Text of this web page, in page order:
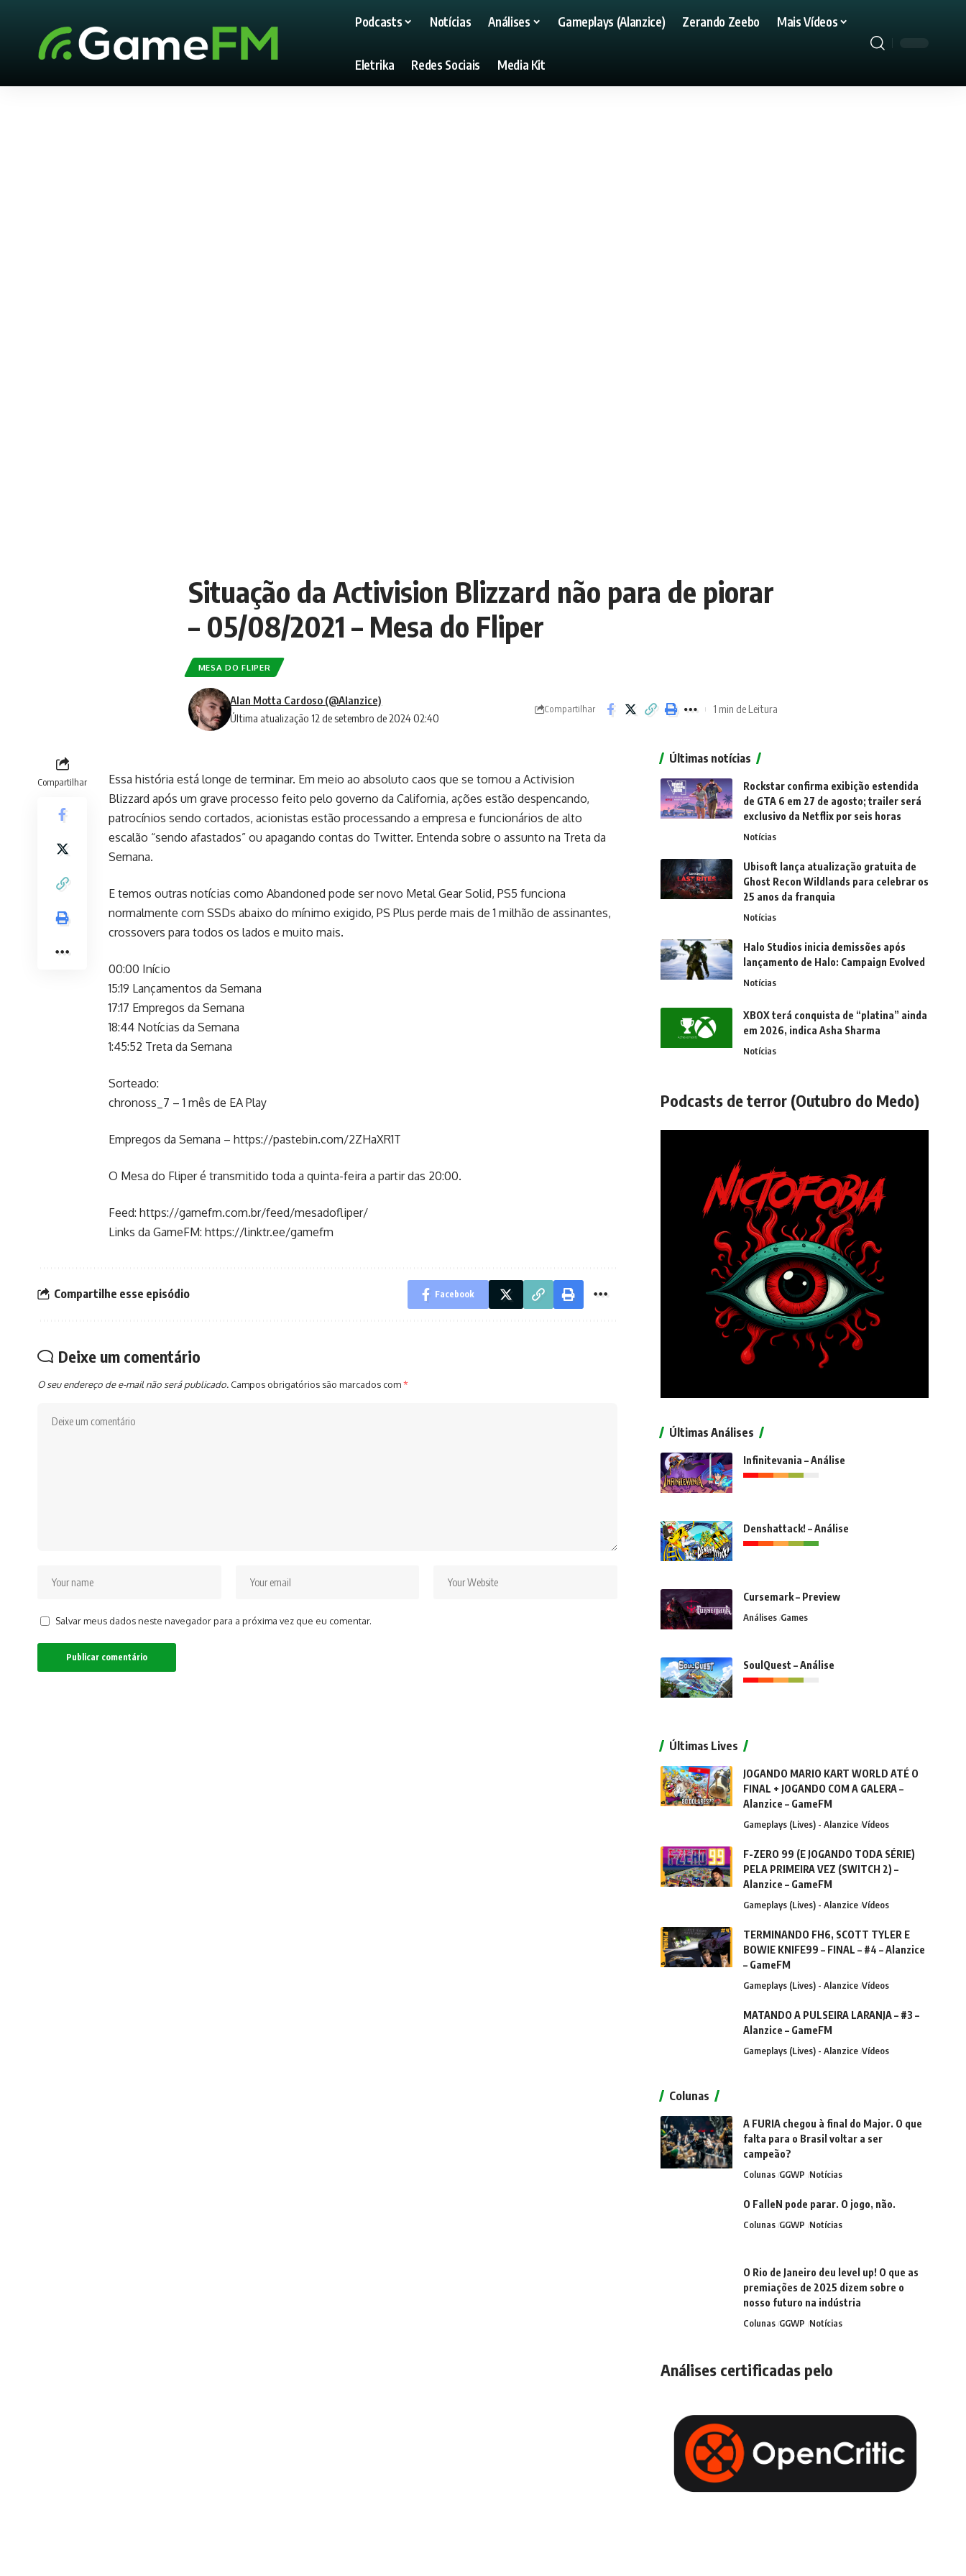
Podcasts Notícias Análises Gameplays (Alanzice) Zerando Zeebo Mais Vídeos
Eletrika Redes Sociais Media Kit
Situação da Activision Blizzard não para de piorar
– 05/08/2021 – Mesa do Fliper
MESA DO FLIPER
Última atualização 12 de setembro de 2024 02:40
Alan Motta Cardoso (@Alanzice)
Compartilhar 1 min de Leitura
Compartilhar
Essa história está longe de terminar. Em meio ao absoluto caos que se tornou a Activision
Blizzard após um grave processo feito pelo governo da California, ações estão despencando,
patrocínios sendo cortados, acionistas estão processando a empresa e funcionários de alto
escalão “sendo afastados” ou apagando contas do Twitter. Entenda sobre o assunto na Treta da
Semana.
E temos outras notícias como Abandoned pode ser novo Metal Gear Solid, PS5 funciona
normalmente com SSDs abaixo do mínimo exigido, PS Plus perde mais de 1 milhão de assinantes,
crossovers para todos os lados e muito mais.
00:00 Início
15:19 Lançamentos da Semana
17:17 Empregos da Semana
18:44 Notícias da Semana
1:45:52 Treta da Semana
Sorteado:
chronoss_7 – 1 mês de EA Play
Empregos da Semana – https://pastebin.com/2ZHaXR1T
O Mesa do Fliper é transmitido toda a quinta-feira a partir das 20:00.
Feed: https://gamefm.com.br/feed/mesadofliper/
Links da GameFM: https://linktr.ee/gamefm
Compartilhe esse episódio Facebook
Deixe um comentário
O seu endereço de e-mail não será publicado. Campos obrigatórios são marcados com*
Salvar meus dados neste navegador para a próxima vez que eu comentar.
Últimas notícias
Rockstar confirma exibição estendida
de GTA 6 em 27 de agosto; trailer será
exclusivo da Netflix por seis horas
Notícias
Ubisoft lança atualização gratuita de
Ghost Recon Wildlands para celebrar os
25 anos da franquia
Notícias
Halo Studios inicia demissões após
lançamento de Halo: Campaign Evolved
Notícias
XBOX terá conquista de “platina” ainda
em 2026, indica Asha Sharma
Notícias
Podcasts de terror (Outubro do Medo)
Últimas Análises
Infinitevania – Análise
Denshattack! – Análise
Cursemark – Preview
Análises Games
SoulQuest – Análise
Últimas Lives
JOGANDO MARIO KART WORLD ATÉ O
FINAL + JOGANDO COM A GALERA –
Alanzice – GameFM
Gameplays (Lives) - Alanzice Vídeos
F-ZERO 99 (E JOGANDO TODA SÉRIE)
PELA PRIMEIRA VEZ (SWITCH 2) –
Alanzice – GameFM
Gameplays (Lives) - Alanzice Vídeos
TERMINANDO FH6, SCOTT TYLER E
BOWIE KNIFE99 – FINAL – #4 – Alanzice
– GameFM
Gameplays (Lives) - Alanzice Vídeos
MATANDO A PULSEIRA LARANJA – #3 –
Alanzice – GameFM
Gameplays (Lives) - Alanzice Vídeos
Colunas
A FURIA chegou à final do Major. O que
falta para o Brasil voltar a ser
campeão?
Colunas GGWP Notícias
O FalleN pode parar. O jogo, não.
Colunas GGWP Notícias
O Rio de Janeiro deu level up! O que as
premiações de 2025 dizem sobre o
nosso futuro na indústria
Colunas GGWP Notícias
Análises certificadas pelo